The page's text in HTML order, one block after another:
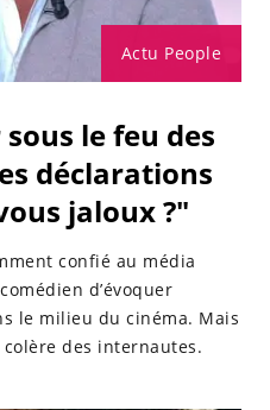
Actu People
le feu des
déclarations
jaloux ?"
confié au média
d’évoquer
le milieu du cinéma. Mais
des internautes.